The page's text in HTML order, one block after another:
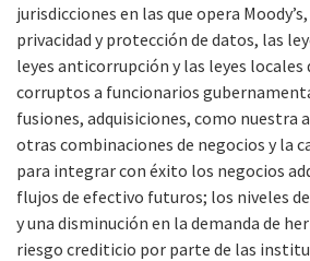
jurisdicciones en las que opera
privacidad y protección de datos, las
leyes anticorrupción y las leyes locales
corruptos a funcionarios
fusiones, adquisiciones, como nuestra
otras combinaciones de negocios y la
para integrar con éxito los negocios
flujos de efectivo futuros; los niveles
y una disminución en la demanda de
riesgo crediticio por parte de las